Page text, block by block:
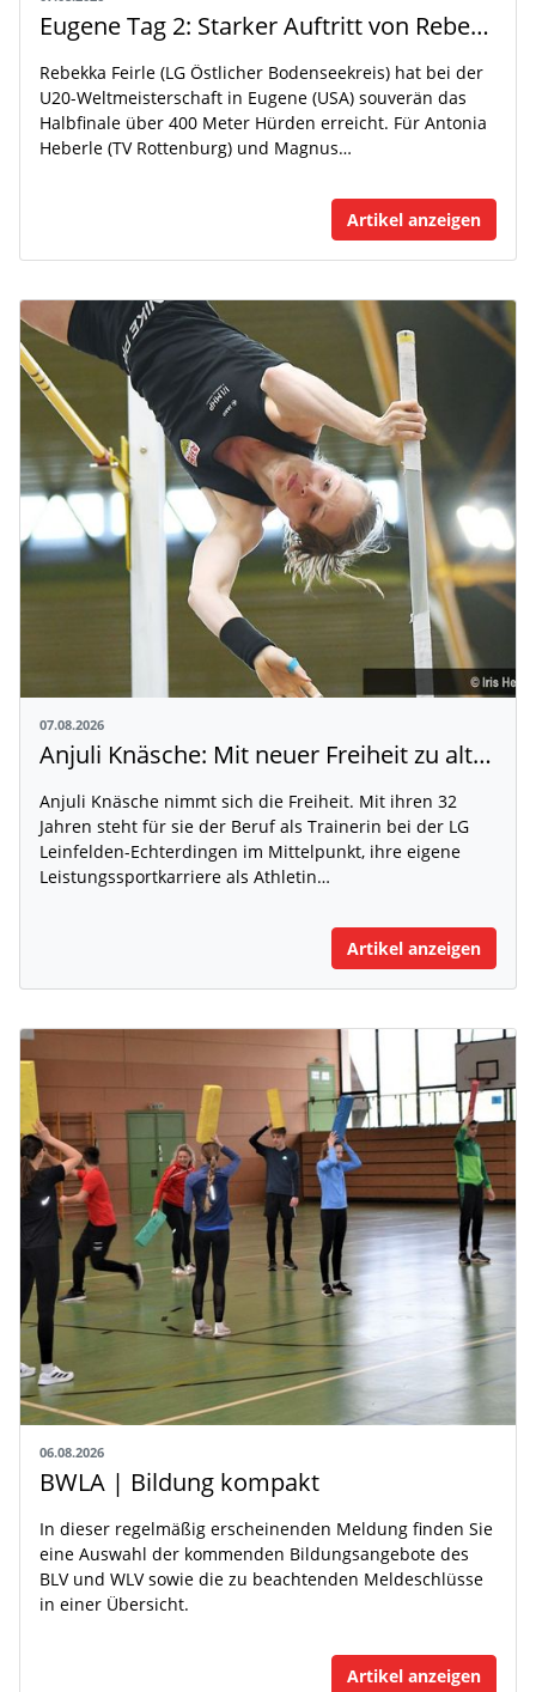
Eugene Tag 2: Starker Auftritt von Rebekka Feirle bei der U20-WM
Rebekka Feirle (LG Östlicher Bodenseekreis) hat bei der
U20-Weltmeisterschaft in Eugene (USA) souverän das
Halbfinale über 400 Meter Hürden erreicht. Für Antonia
Heberle (TV Rottenburg) und Magnus…
Artikel anzeigen
07.08.2026
Anjuli Knäsche: Mit neuer Freiheit zu alten Höhen
Anjuli Knäsche nimmt sich die Freiheit. Mit ihren 32
Jahren steht für sie der Beruf als Trainerin bei der LG
Leinfelden-Echterdingen im Mittelpunkt, ihre eigene
Leistungssportkarriere als Athletin…
Artikel anzeigen
06.08.2026
BWLA | Bildung kompakt
In dieser regelmäßig erscheinenden Meldung finden Sie
eine Auswahl der kommenden Bildungsangebote des
BLV und WLV sowie die zu beachtenden Meldeschlüsse
in einer Übersicht.
Artikel anzeigen